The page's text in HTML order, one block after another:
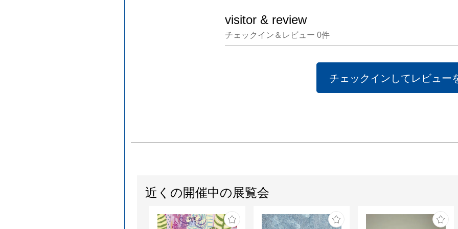
visitor & review
チェックイン＆レビュー 0件
チェックインしてレビュー
近くの開催中の展覧会